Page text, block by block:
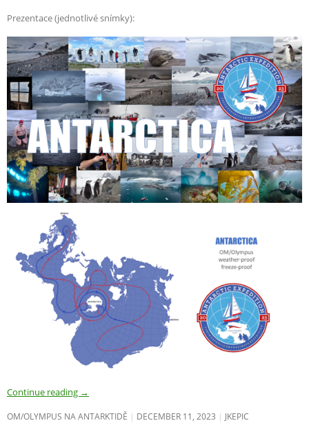
Prezentace (jednotlivé snímky):
Continue reading →
OM/OLYMPUS NA ANTARKTIDĚ DECEMBER 11, 2023 JKEPIC